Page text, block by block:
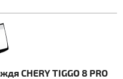
CHERY TIGGO 8 PRO